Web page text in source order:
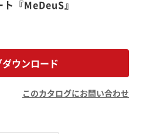
『MeDeuS』
ウンロード
このカタログにお問い合わせ